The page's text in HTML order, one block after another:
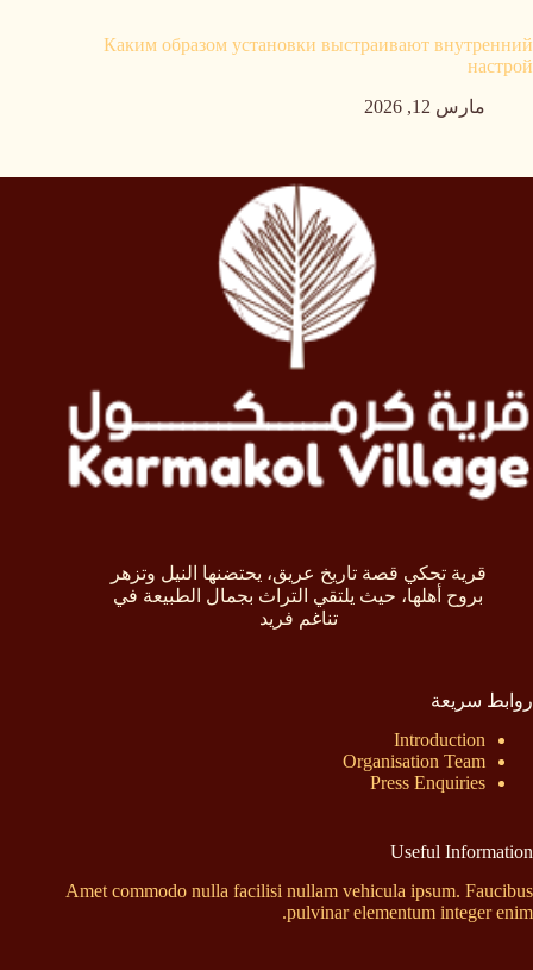
Каким образом установки выстраивают внутренний
настрой
مارس 12, 2026
قرية تحكي قصة تاريخ عريق، يحتضنها النيل وتزهر
بروح أهلها، حيث يلتقي التراث بجمال الطبيعة في
تناغم فريد
روابط سريعة
Introduction
Organisation Team
Press Enquiries
Useful Information
Amet commodo nulla facilisi nullam vehicula ipsum. Faucibus
pulvinar elementum integer enim.